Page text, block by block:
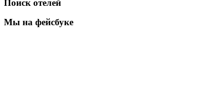
Поиск отелей
Мы на фейсбуке